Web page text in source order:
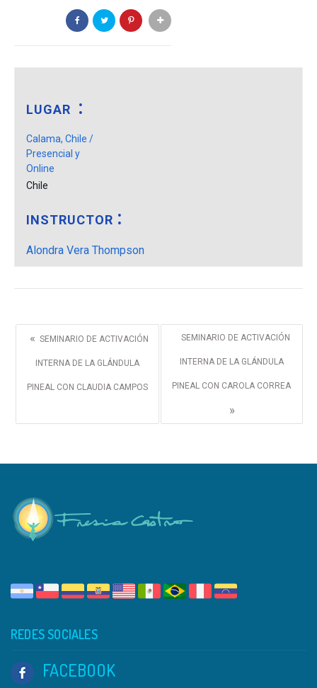
LUGAR
Calama, Chile /
Presencial y
Online
Chile
INSTRUCTOR
Alondra Vera Thompson
« SEMINARIO DE ACTIVACIÓN
INTERNA DE LA GLÁNDULA
PINEAL CON CLAUDIA CAMPOS
SEMINARIO DE ACTIVACIÓN
INTERNA DE LA GLÁNDULA
PINEAL CON CAROLA CORREA
»
REDES SOCIALES
FACEBOOK